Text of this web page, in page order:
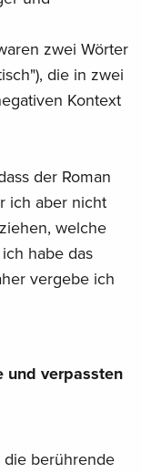
zwei Wörter
die in zwei
Kontext
der Roman
ich aber nicht
welche
habe das
vergebe ich
und verpassten
die berührende